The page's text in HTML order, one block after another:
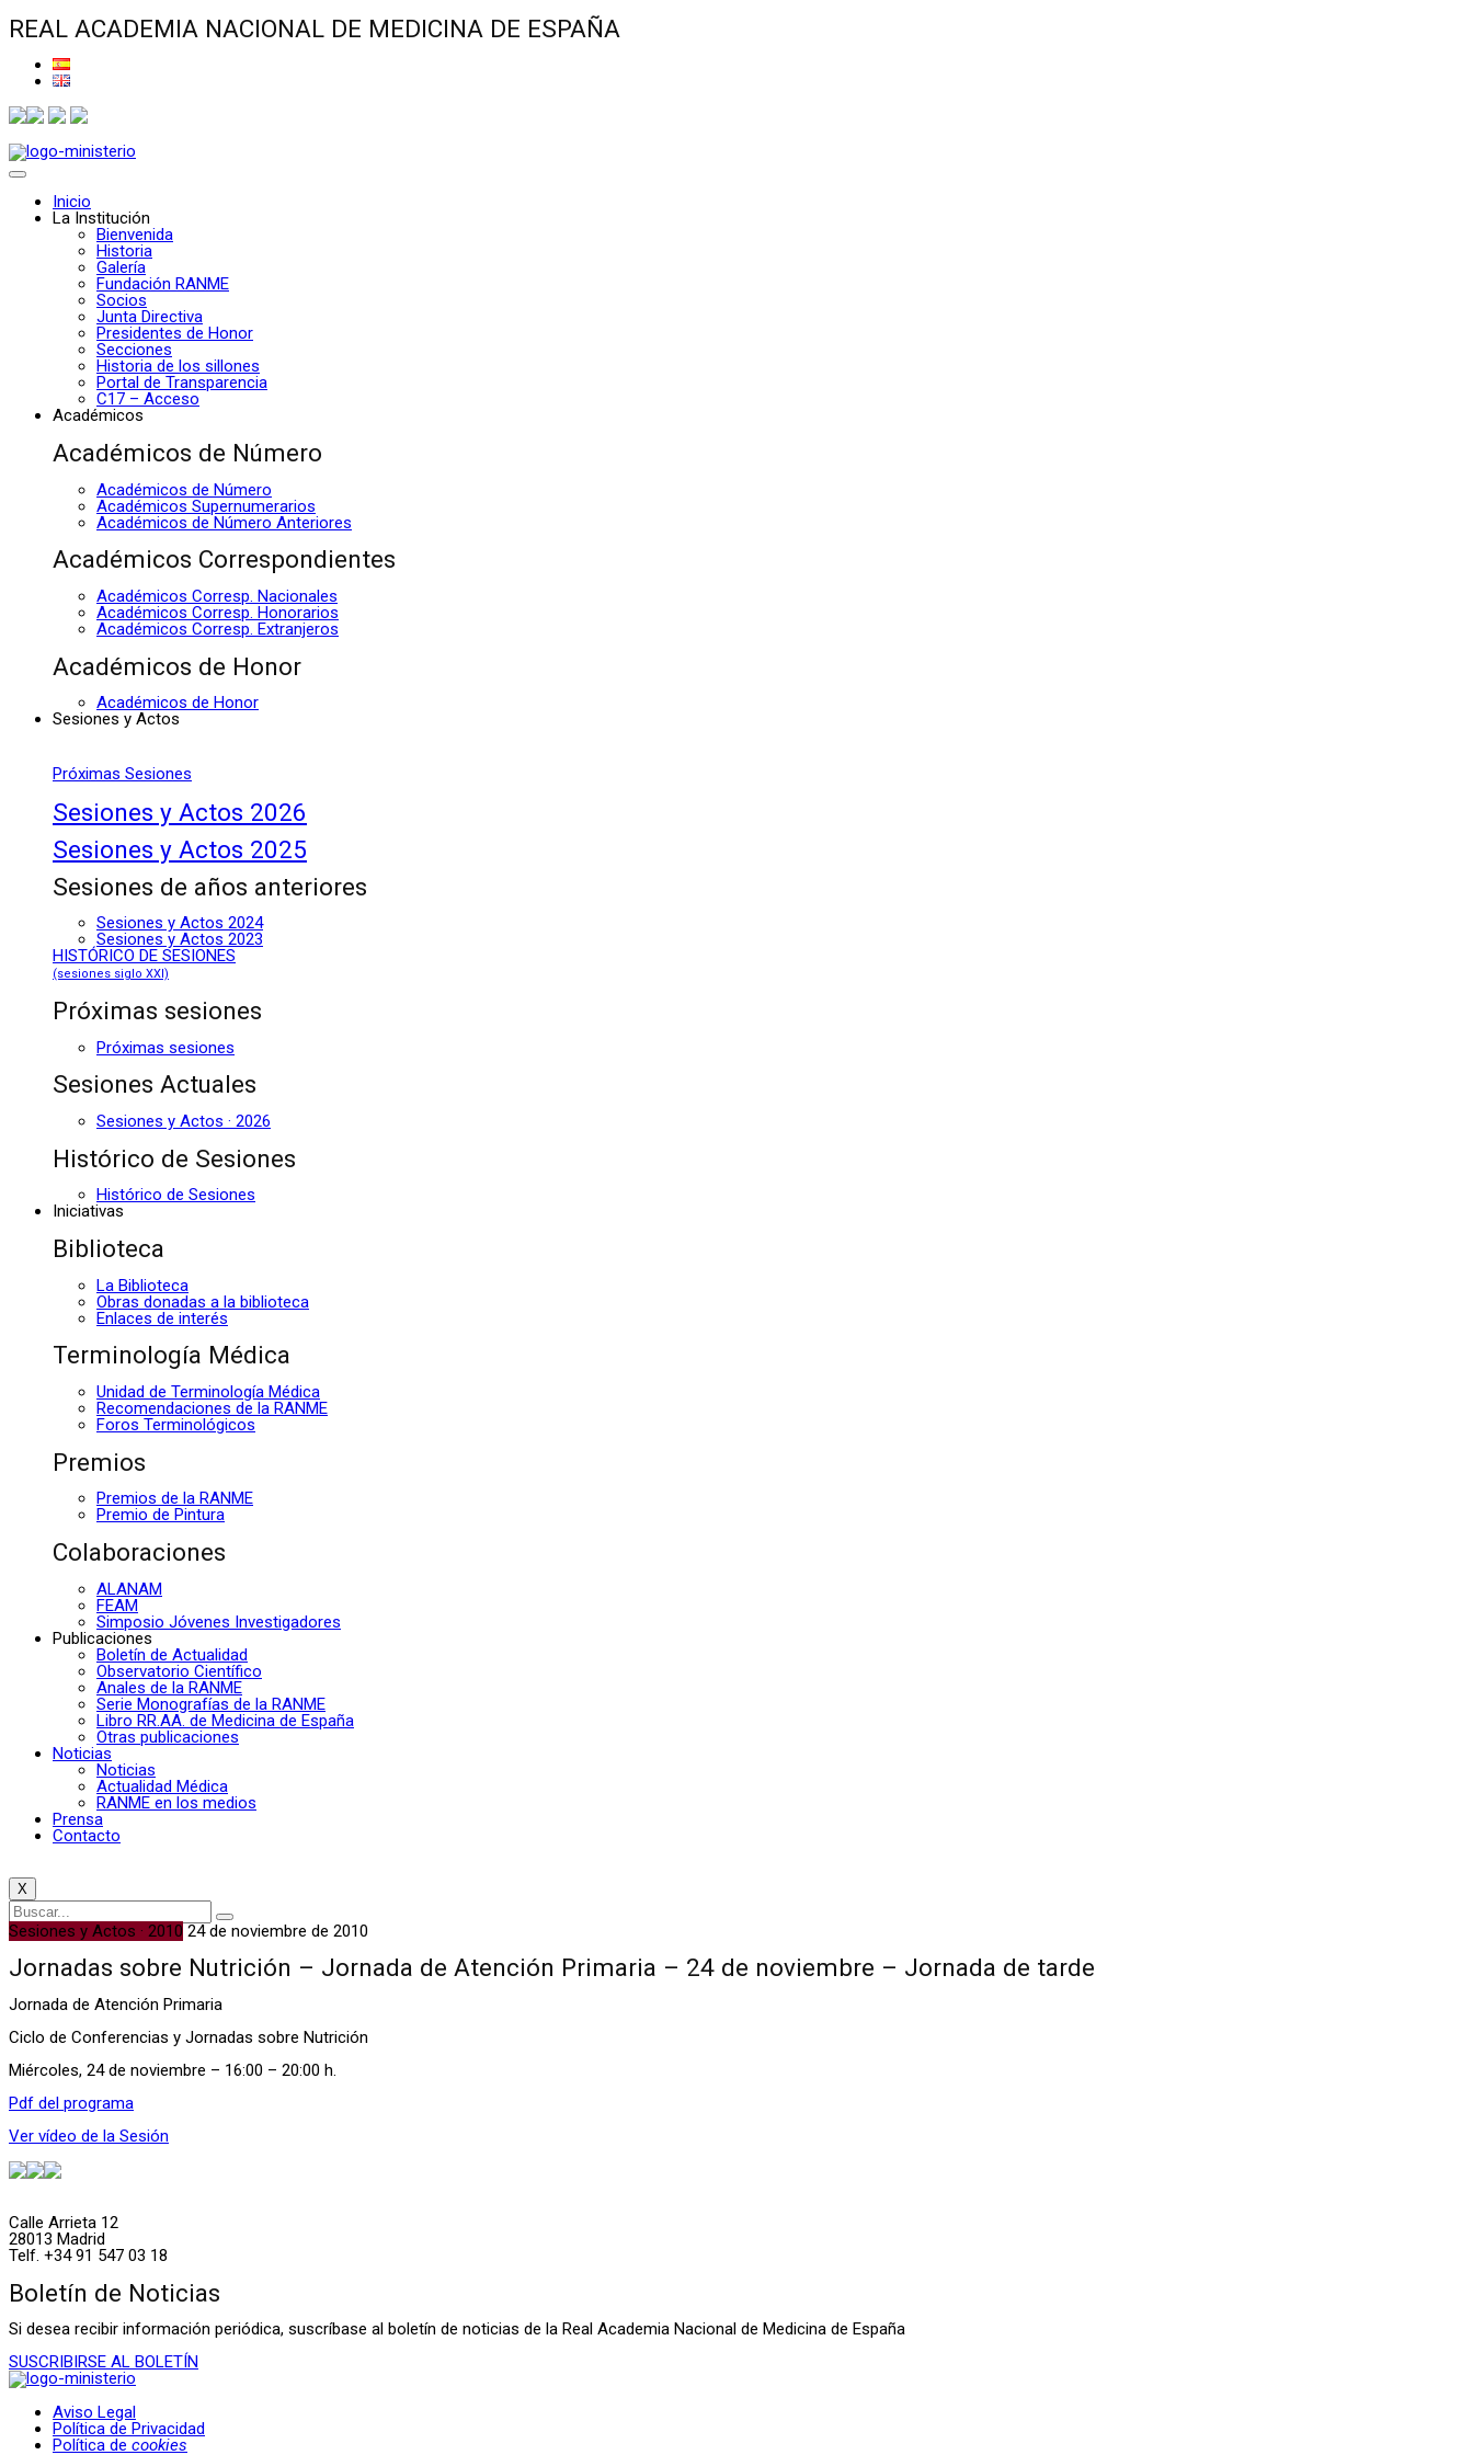
REAL ACADEMIA NACIONAL DE MEDICINA DE ESPAÑA
Inicio
La Institución
Bienvenida
Historia
Galería
Fundación RANME
Socios
Junta Directiva
Presidentes de Honor
Secciones
Historia de los sillones
Portal de Transparencia
C17 – Acceso
Académicos
Académicos de Número
Académicos de Número
Académicos Supernumerarios
Académicos de Número Anteriores
Académicos Correspondientes
Académicos Corresp. Nacionales
Académicos Corresp. Honorarios
Académicos Corresp. Extranjeros
Académicos de Honor
Académicos de Honor
Sesiones y Actos
Próximas Sesiones
Sesiones y Actos 2026
Sesiones y Actos 2025
Sesiones de años anteriores
Sesiones y Actos 2024
Sesiones y Actos 2023
HISTÓRICO DE SESIONES
(sesiones siglo XXI)
Próximas sesiones
Próximas sesiones
Sesiones Actuales
Sesiones y Actos · 2026
Histórico de Sesiones
Histórico de Sesiones
Iniciativas
Biblioteca
La Biblioteca
Obras donadas a la biblioteca
Enlaces de interés
Terminología Médica
Unidad de Terminología Médica
Recomendaciones de la RANME
Foros Terminológicos
Premios
Premios de la RANME
Premio de Pintura
Colaboraciones
ALANAM
FEAM
Simposio Jóvenes Investigadores
Publicaciones
Boletín de Actualidad
Observatorio Científico
Anales de la RANME
Serie Monografías de la RANME
Libro RR.AA. de Medicina de España
Otras publicaciones
Noticias
Noticias
Actualidad Médica
RANME en los medios
Prensa
Contacto
X
Sesiones y Actos · 2010 24 de noviembre de 2010
Jornadas sobre Nutrición – Jornada de Atención Primaria – 24 de noviembre – Jornada de tarde
Jornada de Atención Primaria
Ciclo de Conferencias y Jornadas sobre Nutrición
Miércoles, 24 de noviembre – 16:00 – 20:00 h.
Pdf del programa
Ver vídeo de la Sesión
Calle Arrieta 12
28013 Madrid
Telf. +34 91 547 03 18
Boletín de Noticias
Si desea recibir información periódica, suscríbase al boletín de noticias de la Real Academia Nacional de Medicina de España
SUSCRIBIRSE AL BOLETÍN
Aviso Legal
Política de Privacidad
Política de cookies